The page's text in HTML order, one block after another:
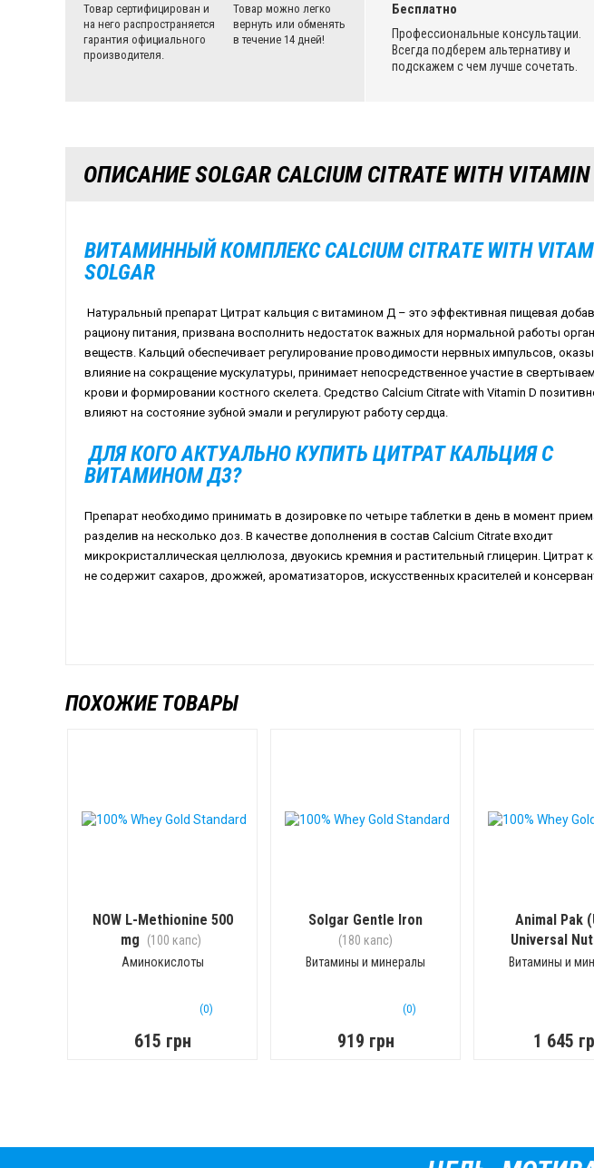
Товар сертифицирован и
на него распространяется
гарантия официального
производителя.
Товар можно легко
вернуть или обменять
в течение 14 дней!
Бесплатно
Профессиональные консультации.
Всегда подберем альтернативу и
подскажем с чем лучше сочетать.
ОПИСАНИЕ SOLGAR CALCIUM CITRATE WITH
ВИТАМИННЫЙ КОМПЛЕКС CALCIUM CITRATE WITH
SOLGAR
Натуральный препарат Цитрат кальция с витамином Д – это эффективная пищевая
рациону питания, призвана восполнить недостаток важных для нормальной работы
веществ. Кальций обеспечивает регулирование проводимости нервных импульсов,
влияние на сокращение мускулатуры, принимает непосредственное участие в
крови и формировании костного скелета. Средство Calcium Citrate with Vitamin D
влияют на состояние зубной эмали и регулируют работу сердца.
ДЛЯ КОГО АКТУАЛЬНО КУПИТЬ ЦИТРАТ КАЛЬЦИЯ С
ВИТАМИНОМ Д3?
Препарат необходимо принимать в дозировке по четыре таблетки в день в момент
разделив на несколько доз. В качестве дополнения в состав Calcium Citrate входит
микрокристаллическая целлюлоза, двуокись кремния и растительный глицерин. Цитрат
не содержит сахаров, дрожжей, ароматизаторов, искусственных красителей и
ПОХОЖИЕ ТОВАРЫ
NOW L-Methionine 500
mg
(100 капс)
Аминокислоты
(0)
615 грн
Solgar Gentle Iron
(180 капс)
Витамины и минералы
(0)
919 грн
Animal Pak
Universal
(30 пак)
Витамины и
1 645